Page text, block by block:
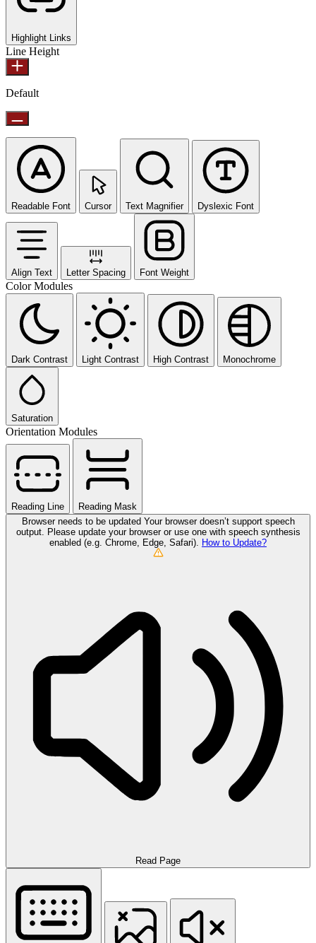
Highlight Links
Line Height
Default
Readable Font Cursor Text Magnifier Dyslexic Font
Align Text Letter Spacing Font Weight
Color Modules
Dark Contrast Light Contrast High Contrast Monochrome
Saturation
Orientation Modules
Reading Line
Reading Mask
Browser needs to be updated Your browser doesn’t support speech
output. Please update your browser or use one with speech synthesis
enabled (e.g. Chrome, Edge, Safari).
How to Update?
Read Page